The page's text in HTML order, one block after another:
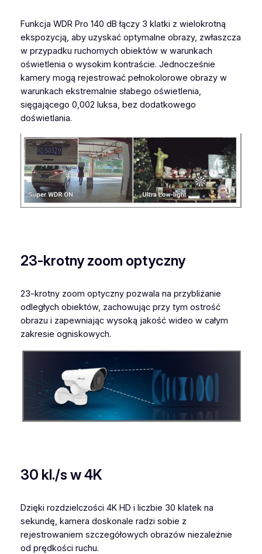
Funkcja WDR Pro 140 dB łączy 3 klatki z wielokrotną
ekspozycją, aby uzyskać optymalne obrazy, zwłaszcza
w przypadku ruchomych obiektów w warunkach
oświetlenia o wysokim kontraście. Jednocześnie
kamery mogą rejestrować pełnokolorowe obrazy w
warunkach ekstremalnie słabego oświetlenia,
sięgającego 0,002 luksa, bez dodatkowego
doświetlania.
23-krotny zoom optyczny
23-krotny zoom optyczny pozwala na przybliżanie
odległych obiektów, zachowując przy tym ostrość
obrazu i zapewniając wysoką jakość wideo w całym
zakresie ogniskowych.
30 kl./s w 4K
Dzięki rozdzielczości 4K HD i liczbie 30 klatek na
sekundę, kamera doskonale radzi sobie z
rejestrowaniem szczegółowych obrazów niezależnie
od prędkości ruchu.